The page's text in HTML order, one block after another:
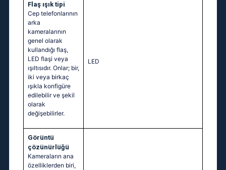
Flaş ışık tipi
Cep telefonlarının
arka
kameralarının
genel olarak
kullandığı flaş,
LED flaşi veya
ışıltısıdır. Onlar; bir,
iki veya birkaç
ışıkla konfigüre
edilebilir ve şekil
olarak
değişebilirler.
LED
Görüntü
çözünürlüğü
Kameraların ana
özelliklerden biri,